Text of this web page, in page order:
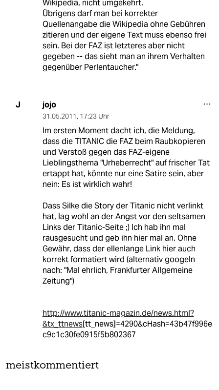
Wikipedia, nicht umgekehrt.
Übrigens darf man bei korrekter
Quellenangabe die Wikipedia ohne Gebühren
zitieren und der eigene Text muss ebenso frei
sein. Bei der FAZ ist letzteres aber nicht
gegeben -- das sieht man an ihrem Verhalten
gegenüber Perlentaucher."
J jojo
31.05.2011, 17:23 Uhr
Im ersten Moment dacht ich, die Meldung,
dass die TITANIC die FAZ beim Raubkopieren
und Verstoß gegen das FAZ-eigene
Lieblingsthema "Urheberrecht" auf frischer Tat
ertappt hat, könnte nur eine Satire sein, aber
nein: Es ist wirklich wahr!
Dass Silke die Story der Titanic nicht verlinkt
hat, lag wohl an der Angst vor den seltsamen
Links der Titanic-Seite ;) Ich hab ihn mal
rausgesucht und geb ihn hier mal an. Ohne
Gewähr, dass der ellenlange Link hier auch
korrekt formatiert wird (alternativ googeln
nach: "Mal ehrlich, Frankfurter Allgemeine
Zeitung")
http://www.titanic-magazin.de/news.html?
&tx_ttnews[tt_news]=4290&cHash=43b47f996e
c9c1c30fe0915f5b802367
meistkommentiert